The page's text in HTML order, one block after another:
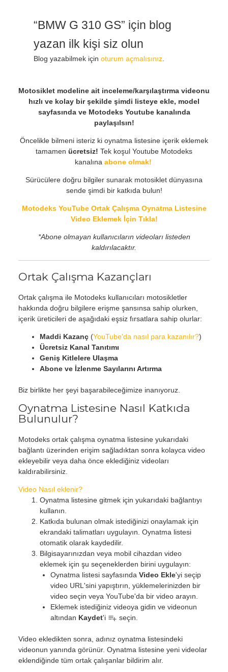
“BMW G 310 GS” için blog
yazan ilk kişi siz olun
Blog yazabilmek için oturum açmalısınız.
Motosiklet modeline ait inceleme/karşılaştırma videonu
hızlı ve kolay bir şekilde şimdi listeye ekle, model
sayfasında ve Motodeks Youtube kanalında
paylaşılsın!
Öncelikle bilmeni isteriz ki oynatma listesine içerik eklemek
tamamen ücretsiz! Tek koşul Youtube Motodeks
kanalına abone olmak!
Sürücülere doğru bilgiler sunarak motosiklet dünyasına
sende şimdi bir katkıda bulun!
Motodeks YouTube Ortak Çalışma Oynatma Listesine
Video Eklemek İçin Tıkla!
*Abone olmayan kullanıcıların videoları listeden
kaldırılacaktır.
Ortak Çalışma Kazançları
Ortak çalışma ile Motodeks kullanıcıları motosikletler
hakkında doğru bilgilere erişme şansınsa sahip olurken,
içerik üreticileri de aşağıdaki eşsiz fırsatlara sahip olurlar:
Maddi Kazanç(YouTube'da nasıl para kazanılır?)
Ücretsiz Kanal Tanıtımı
Geniş Kitlelere Ulaşma
Abone ve İzlenme Sayılarını Artırma
Biz birlikte her şeyi başarabileceğimize inanıyoruz.
Oynatma Listesine Nasıl Katkıda
Bulunulur?
Motodeks ortak çalışma oynatma listesine yukarıdaki
bağlantı üzerinden erişim sağladıktan sonra kolayca video
ekleyebilir veya daha önce eklediğiniz videoları
kaldırabilirsiniz.
Video Nasıl eklenir?
Oynatma listesine gitmek için yukarıdaki bağlantıyı
kullanın.
Katkıda bulunan olmak istediğinizi onaylamak için
ekrandaki talimatları uygulayın. Oynatma listesi
otomatik olarak kaydedilir.
Bilgisayarınızdan veya mobil cihazdan video
eklemek için şu seçeneklerden birini uygulayın:
Oynatma listesi sayfasında Video Ekle'yi seçip
video URL'sini yapıştırın, yüklemelerinizden bir
video seçin veya YouTube'da bir video arayın.
Eklemek istediğiniz videoya gidin ve videonun
altından Kaydet'i seçin.
Video ekledikten sonra, adınız oynatma listesindeki
videonun yanında görünür. Oynatma listesine yeni videolar
eklendiğinde tüm ortak çalışanlar bildirim alır.